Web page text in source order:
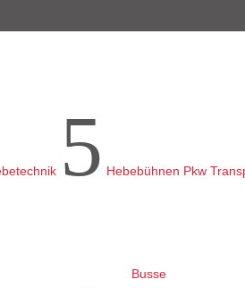
5 Hebebühnen Pkw
Busse